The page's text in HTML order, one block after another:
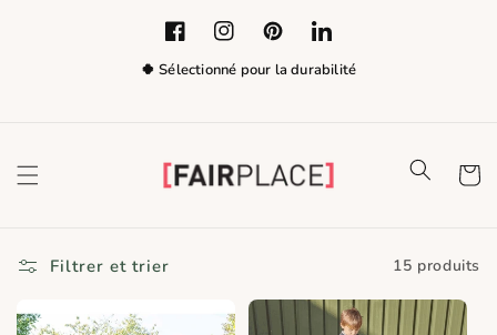
FacebookInstagramPinterestLinkedIn
🍀 Sélectionné pour la durabilité
Panier
Filtrer et trier 15 produits